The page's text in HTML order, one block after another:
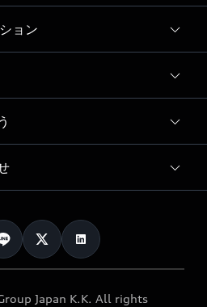
ョン
Japan K.K. All rights